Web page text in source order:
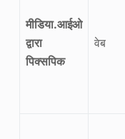
मीडिया.आईओ
द्वारा
पिक्सपिक
वेब